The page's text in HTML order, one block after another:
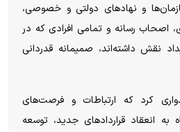
و نهاد‌های دولتی و خصوصی،
اصحاب رسانه و تمامی افرادی که در
نقش داشته‌اند، صمیمانه قدردانی
کرد که ارتباطات و فرصت‌های
به انعقاد قرارداد‌های جدید، توسعه